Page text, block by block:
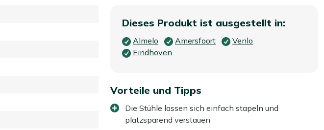
Dieses Produkt ist ausgestellt in:
Almelo Amersfoort
Venlo
Eindhoven
Vorteile und Tipps
Die Stühle lassen sich einfach stapeln und
platzsparend verstauen